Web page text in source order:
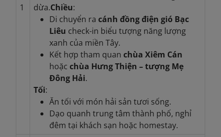
1
dừa.Chiều:
Di chuyển ra cánh đồng điện gió Bạc
Liêu check-in biểu tượng năng lượng
xanh của miền Tây.
Kết hợp tham quan chùa Xiêm Cán
hoặc chùa Hưng Thiện – tượng Mẹ
Đông Hải.
Tối:
Ăn tối với món hải sản tươi sống.
Dạo quanh trung tâm thành phố, nghỉ
đêm tại khách sạn hoặc homestay.